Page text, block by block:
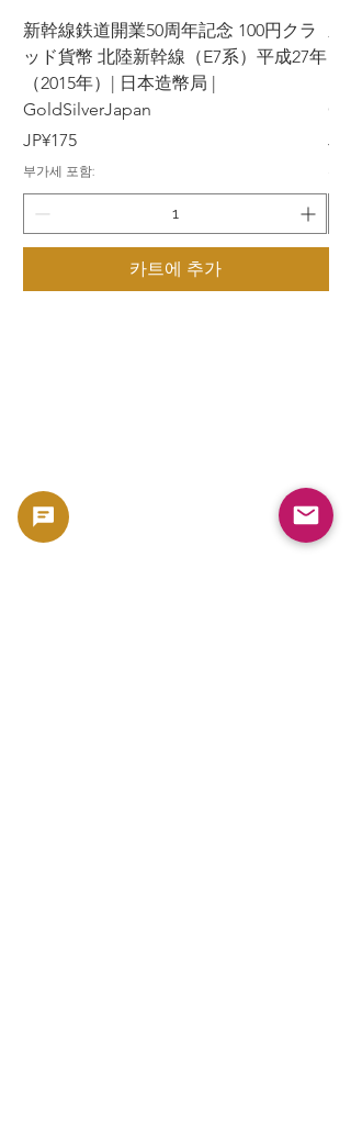
新幹線鉄道開業50周年記念 100円クラ
ッド貨幣 北陸新幹線（E7系）平成27年
（2015年）| 日本造幣局 |
GoldSilverJapan
가격
JP¥175
부가세 포함:
카트에 추가